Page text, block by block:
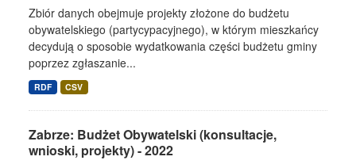
Zbiór danych obejmuje projekty złożone do budżetu
obywatelskiego (partycypacyjnego), w którym mieszkańcy
decydują o sposobie wydatkowania części budżetu gminy
poprzez zgłaszanie...
RDF CSV
Zabrze: Budżet Obywatelski (konsultacje,
wnioski, projekty) - 2022